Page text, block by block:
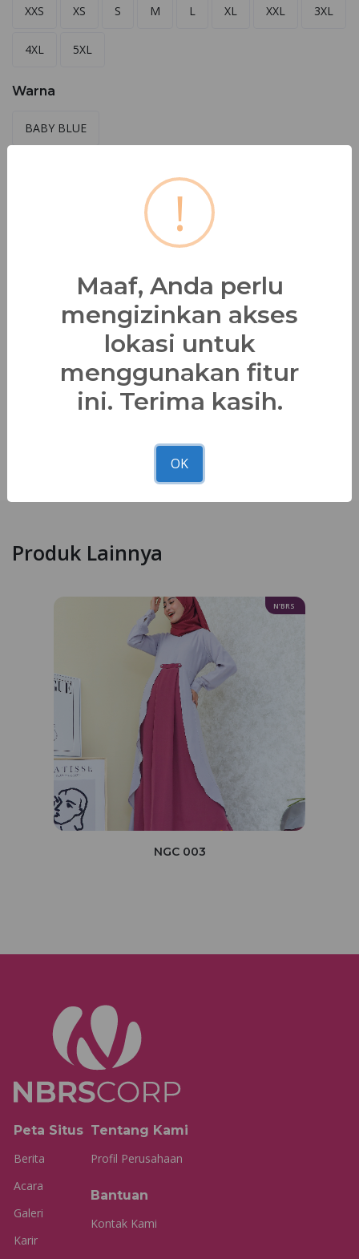
XXS XS S M L XL XXL 3XL
4XL 5XL
Warna
BABY BLUE
Soft Viscose & Persiva
Detail Produk:
Kerah Shanghai
Zipper Belakang
Produk Lainnya
N’BRS
NGC 003
Peta Situs
Berita
Acara
Galeri
Karir
Tentang Kami
Profil Perusahaan
Bantuan
Kontak Kami
!
Maaf, Anda perlu
mengizinkan akses
lokasi untuk
menggunakan fitur
ini. Terima kasih.
OK